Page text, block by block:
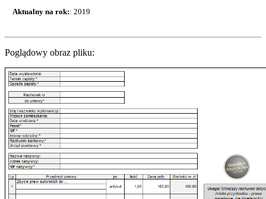
Aktualny na rok:: 2019
Poglądowy obraz pliku: